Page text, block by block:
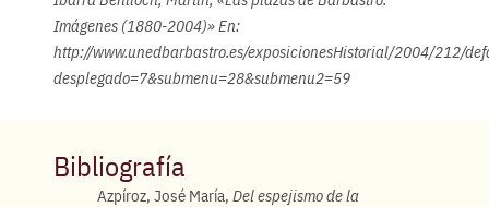
Imágenes (1880-2004)» En:
http://www.unedbarbastro.es/exposicionesHistorial/2004/212/
desplegado=7&submenu=28&submenu2=59
Bibliografía
Azpíroz, José María, Del espejismo de la